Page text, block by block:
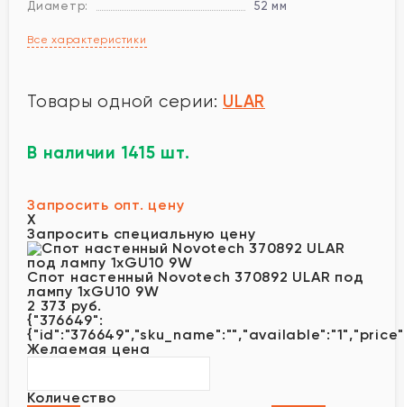
Диаметр:
52 мм
Все характеристики
Товары одной серии: ULAR
В наличии 1415 шт.
Запросить опт. цену
X
Запросить специальную цену
Спот настенный Novotech 370892 ULAR под
лампу 1xGU10 9W
2 373 руб.
{"376649":
Желаемая цена
Количество